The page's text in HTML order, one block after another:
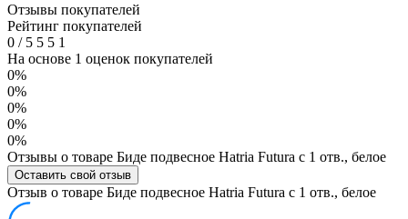
Отзывы покупателей
Рейтинг покупателей
0 /5 5 5 1
На основе 1 оценок покупателей
0%
0%
0%
0%
0%
Отзывы о товаре Биде подвесное Hatria Futura c 1 отв., белое
Оставить свой отзыв
Отзыв о товаре Биде подвесное Hatria Futura c 1 отв., белое